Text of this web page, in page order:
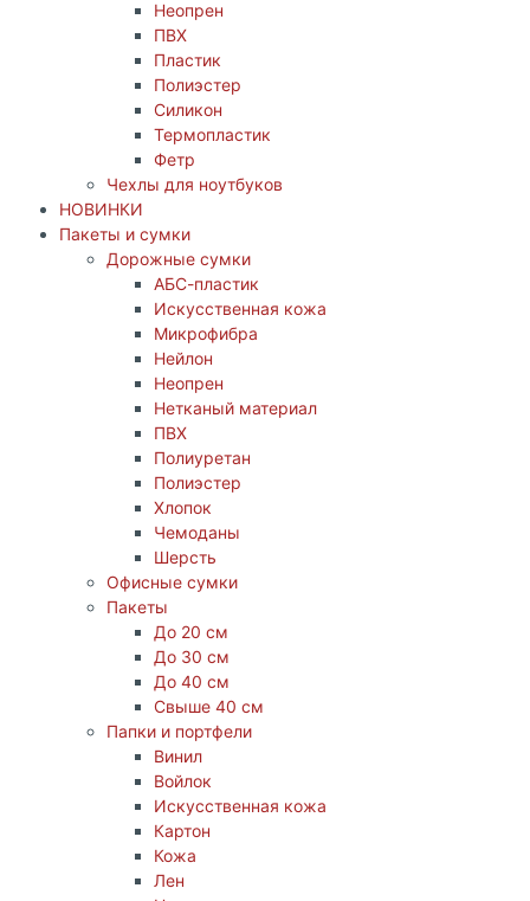
Неопрен
ПВХ
Пластик
Полиэстер
Силикон
Термопластик
Фетр
Чехлы для ноутбуков
НОВИНКИ
Пакеты и сумки
Дорожные сумки
АБС-пластик
Искусственная кожа
Микрофибра
Нейлон
Неопрен
Нетканый материал
ПВХ
Полиуретан
Полиэстер
Хлопок
Чемоданы
Шерсть
Офисные сумки
Пакеты
До 20 см
До 30 см
До 40 см
Свыше 40 см
Папки и портфели
Винил
Войлок
Искусственная кожа
Картон
Кожа
Лен